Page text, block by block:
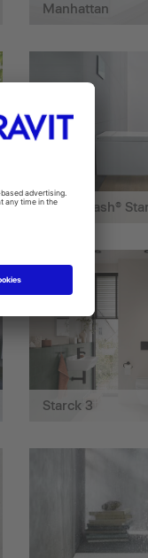
Manhattan
SensoWash®
Starck 3